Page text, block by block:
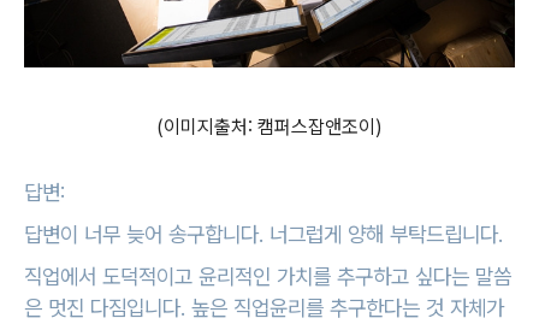
(이미지출처: 캠퍼스잡앤조이)
답변:
답변이 너무 늦어 송구합니다. 너그럽게 양해 부탁드립니다.
직업에서 도덕적이고 윤리적인 가치를 추구하고 싶다는 말씀
은 멋진 다짐입니다. 높은 직업윤리를 추구한다는 것 자체가